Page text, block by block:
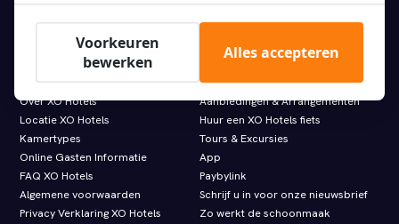
Hotel Levell
Hotel Van Gogh
Information
Over XO Hotels
Locatie XO Hotels
Kamertypes
Online Gasten Informatie
FAQ XO Hotels
Algemene voorwaarden
Privacy Verklaring XO Hotels
Aanbiedingen & Arrangementen
Huur een XO Hotels fiets
Tours & Excursies
App
Paybylink
Schrijf u in voor onze nieuwsbrief
Zo werkt de schoonmaak
Voorkeuren
bewerken
Alles accepteren